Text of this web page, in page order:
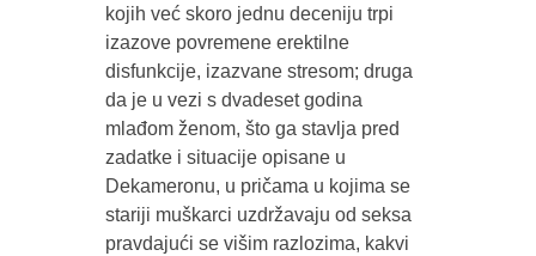
kojih već skoro jednu deceniju trpi
izazove povremene erektilne
disfunkcije, izazvane stresom; druga
da je u vezi s dvadeset godina
mlađom ženom, što ga stavlja pred
zadatke i situacije opisane u
Dekameronu, u pričama u kojima se
stariji muškarci uzdržavaju od seksa
pravdajući se višim razlozima, kakvi